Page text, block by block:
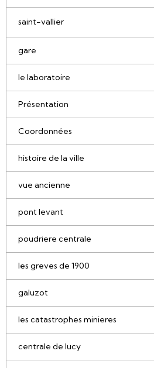
saint-vallier
gare
le laboratoire
Présentation
Coordonnées
histoire de la ville
vue ancienne
pont levant
poudriere centrale
les greves de 1900
galuzot
les catastrophes minieres
centrale de lucy